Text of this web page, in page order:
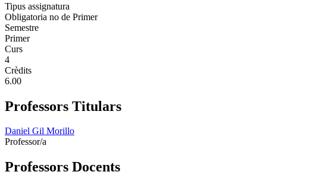
Tipus assignatura
Obligatoria no de Primer
Semestre
Primer
Curs
4
Crèdits
6.00
Professors Titulars
Daniel Gil Morillo
Professor/a
Professors Docents